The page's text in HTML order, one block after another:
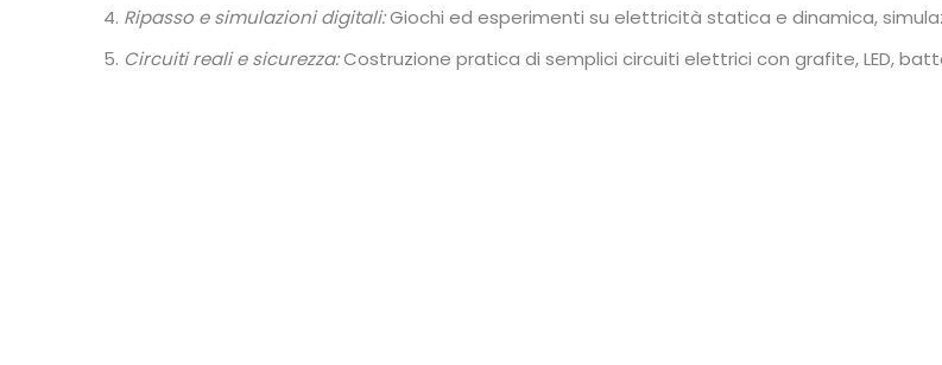
Ripasso e simulazioni digitali:Giochi ed esperimenti su elettricità statica e dinamica,
Circuiti reali e sicurezza:Costruzione pratica di semplici circuiti elettrici con grafite, LED,